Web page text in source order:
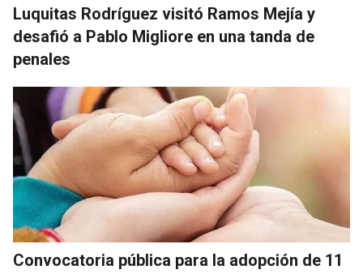
Luquitas Rodríguez visitó Ramos Mejía y
desafió a Pablo Migliore en una tanda de
penales
Convocatoria pública para la adopción de 11